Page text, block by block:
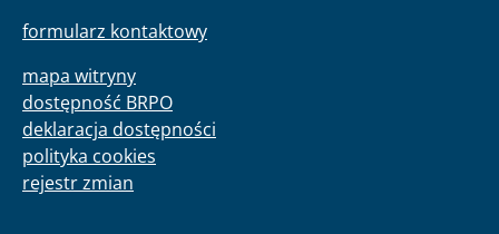
formularz kontaktowy
mapa witryny
dostępność BRPO
deklaracja dostępności
polityka cookies
rejestr zmian